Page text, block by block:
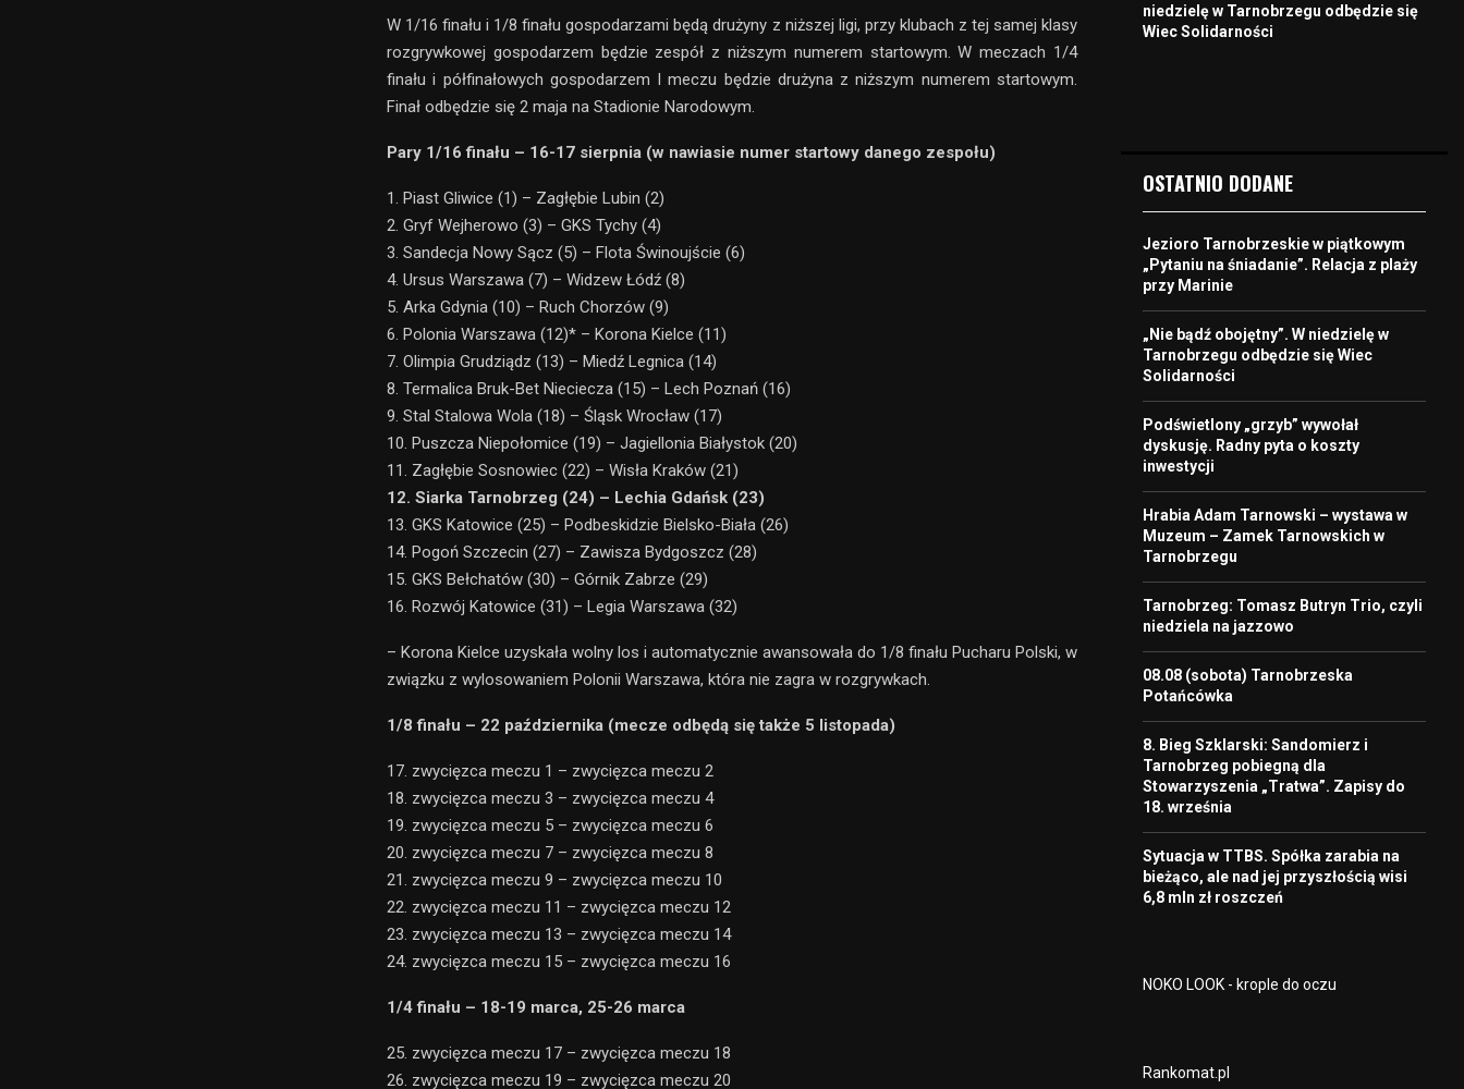
W 1/16 finału i 1/8 finału gospodarzami będą drużyny z niższej ligi, przy klubach z tej samej klasy
rozgrywkowej gospodarzem będzie zespół z niższym numerem startowym. W meczach 1/4
finału i półfinałowych gospodarzem I meczu będzie drużyna z niższym numerem startowym.
Finał odbędzie się 2 maja na Stadionie Narodowym.
Pary 1/16 finału – 16-17 sierpnia (w nawiasie numer startowy danego zespołu)
1. Piast Gliwice (1) – Zagłębie Lubin (2)
2. Gryf Wejherowo (3) – GKS Tychy (4)
3. Sandecja Nowy Sącz (5) – Flota Świnoujście (6)
4. Ursus Warszawa (7) – Widzew Łódź (8)
5. Arka Gdynia (10) – Ruch Chorzów (9)
6. Polonia Warszawa (12)* – Korona Kielce (11)
7. Olimpia Grudziądz (13) – Miedź Legnica (14)
8. Termalica Bruk-Bet Nieciecza (15) – Lech Poznań (16)
9. Stal Stalowa Wola (18) – Śląsk Wrocław (17)
10. Puszcza Niepołomice (19) – Jagiellonia Białystok (20)
11. Zagłębie Sosnowiec (22) – Wisła Kraków (21)
12. Siarka Tarnobrzeg (24) – Lechia Gdańsk (23)
13. GKS Katowice (25) – Podbeskidzie Bielsko-Biała (26)
14. Pogoń Szczecin (27) – Zawisza Bydgoszcz (28)
15. GKS Bełchatów (30) – Górnik Zabrze (29)
16. Rozwój Katowice (31) – Legia Warszawa (32)
– Korona Kielce uzyskała wolny los i automatycznie awansowała do 1/8 finału Pucharu Polski, w
związku z wylosowaniem Polonii Warszawa, która nie zagra w rozgrywkach.
1/8 finału – 22 października (mecze odbędą się także 5 listopada)
17. zwycięzca meczu 1 – zwycięzca meczu 2
18. zwycięzca meczu 3 – zwycięzca meczu 4
19. zwycięzca meczu 5 – zwycięzca meczu 6
20. zwycięzca meczu 7 – zwycięzca meczu 8
21. zwycięzca meczu 9 – zwycięzca meczu 10
22. zwycięzca meczu 11 – zwycięzca meczu 12
23. zwycięzca meczu 13 – zwycięzca meczu 14
24. zwycięzca meczu 15 – zwycięzca meczu 16
1/4 finału – 18-19 marca, 25-26 marca
25. zwycięzca meczu 17 – zwycięzca meczu 18
26. zwycięzca meczu 19 – zwycięzca meczu 20
niedzielę w Tarnobrzegu odbędzie się
Wiec Solidarności
OSTATNIO DODANE
Jezioro Tarnobrzeskie w piątkowym
„Pytaniu na śniadanie”. Relacja z plaży
przy Marinie
„Nie bądź obojętny”. W niedzielę w
Tarnobrzegu odbędzie się Wiec
Solidarności
Podświetlony „grzyb” wywołał
dyskusję. Radny pyta o koszty
inwestycji
Hrabia Adam Tarnowski – wystawa w
Muzeum – Zamek Tarnowskich w
Tarnobrzegu
Tarnobrzeg: Tomasz Butryn Trio, czyli
niedziela na jazzowo
08.08 (sobota) Tarnobrzeska
Potańcówka
8. Bieg Szklarski: Sandomierz i
Tarnobrzeg pobiegną dla
Stowarzyszenia „Tratwa”. Zapisy do
18. września
Sytuacja w TTBS. Spółka zarabia na
bieżąco, ale nad jej przyszłością wisi
6,8 mln zł roszczeń
NOKO LOOK - krople do oczu
Rankomat.pl